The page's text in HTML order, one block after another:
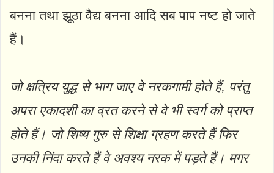
बनना तथा झूठा वैद्य बनना आदि सब पाप नष्ट हो जाते
हैं।
जो क्षत्रिय युद्ध से भाग जाए वे नरकगामी होते हैं, परंतु
अपरा एकादशी का व्रत करने से वे भी स्वर्ग को प्राप्त
होते हैं। जो शिष्य गुरु से शिक्षा ग्रहण करते हैं फिर
उनकी निंदा करते हैं वे अवश्य नरक में पड़ते हैं। मगर